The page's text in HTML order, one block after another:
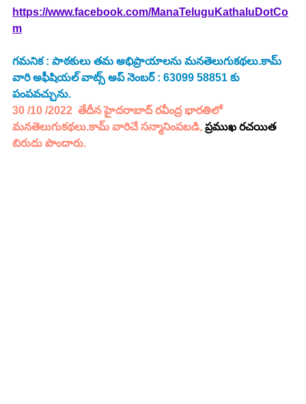
https://www.facebook.com/ManaTeluguKathaluDotCo
m
గమనిక : పాఠకులు తమ అభిప్రాయాలను మనతెలుగుకథలు.కామ్
వారి అఫీషియల్ వాట్స్ అప్ నెంబర్ : 63099 58851 కు
పంపవచ్చును.
30 /10 /2022  తేదీన హైదరాబాద్ రవీంద్ర భారతిలో
మనతెలుగుకథలు.కామ్ వారిచే సన్మానింపబడి, ప్రముఖ రచయిత
బిరుదు పొందారు.